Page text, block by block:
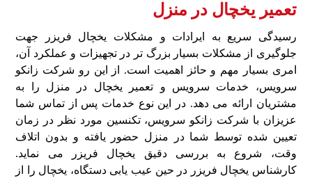
تعمیر یخچال در منزل
رسیدگی سریع به ایرادات و مشکلات یخچال فریزر جهت
جلوگیری از مشکلات بسیار بزرگ‌ تر در تجهیزات و عملکرد آن،
امری بسیار مهم و حائز اهمیت است. از این‌ رو شرکت زانکو
سرویس، خدمات سرویس و تعمیر یخچال در منزل را به
مشتریان ارائه می‌ دهد. در این نوع خدمات پس‌ از تماس شما
عزیزان با شرکت زانکو سرویس، تکنسین مورد نظر در زمان
تعیین‌ شده توسط شما در منزل حضور یافته و بدون اتلاف
وقت، شروع به بررسی دقیق یخچال فریزر می‌ نماید.
کارشناس یخچال فریزر در حین عیب‌ یابی دستگاه، یخچال را از